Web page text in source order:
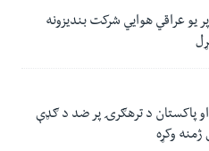
پر یو عراقي هوایي شرکت بندیزونه
او پاکستان د ترهګرۍ پر ضد د ګډې
ژمنه وکړه